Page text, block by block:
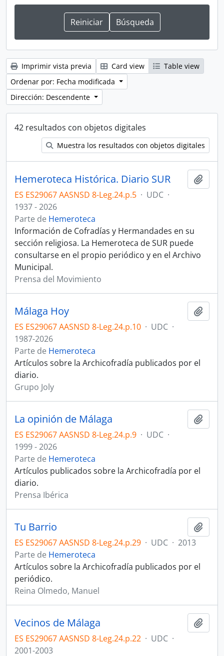
Imprimir vista previa Card view
Table view
Ordenar por: Fecha modificada
Dirección: Descendente
42 resultados con objetos digitales
Muestra los resultados con objetos digitales
Hemeroteca Histórica. Diario SUR
ES ES29067 AASNSD 8-Leg.24.p.5 · UDC ·
1937 - 2026
Parte de Hemeroteca
Información de Cofradías y Hermandades en su
sección religiosa. La Hemeroteca de SUR puede
consultarse en el propio periódico y en el Archivo
Municipal.
Prensa del Movimiento
Málaga Hoy
ES ES29067 AASNSD 8-Leg.24.p.10 · UDC ·
1987-2026
Parte de Hemeroteca
Artículos sobre la Archicofradía publicados por el
diario.
Grupo Joly
La opinión de Málaga
ES ES29067 AASNSD 8-Leg.24.p.9 · UDC ·
1999 - 2026
Parte de Hemeroteca
Artículos publicados sobre la Archicofradía por el
diario.
Prensa Ibérica
Tu Barrio
ES ES29067 AASNSD 8-Leg.24.p.29 · UDC · 2013
Parte de Hemeroteca
Artículos sobre la Archicofradía publicados por el
periódico.
Reina Olmedo, Manuel
Vecinos de Málaga
ES ES29067 AASNSD 8-Leg.24.p.22 · UDC ·
2001-2003